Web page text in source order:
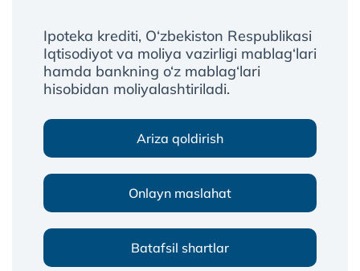
Ipoteka krediti, O‘zbekiston Respublikasi
Iqtisodiyot va moliya vazirligi mablag‘lari
hamda bankning o‘z mablag‘lari
hisobidan moliyalashtiriladi.
Ariza qoldirish
Onlayn maslahat
Batafsil shartlar